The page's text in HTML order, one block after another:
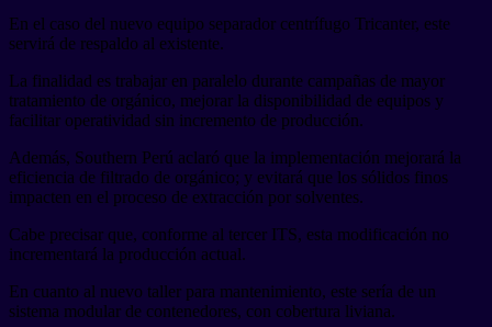
En el caso del nuevo equipo separador centrífugo Tricanter, este
servirá de respaldo al existente.
La finalidad es trabajar en paralelo durante campañas de mayor
tratamiento de orgánico, mejorar la disponibilidad de equipos y
facilitar operatividad sin incremento de producción.
Además, Southern Perú aclaró que la implementación mejorará la
eficiencia de filtrado de orgánico; y evitará que los sólidos finos
impacten en el proceso de extracción por solventes.
Cabe precisar que, conforme al tercer ITS, esta modificación no
incrementará la producción actual.
En cuanto al nuevo taller para mantenimiento, este sería de un
sistema modular de contenedores, con cobertura liviana.